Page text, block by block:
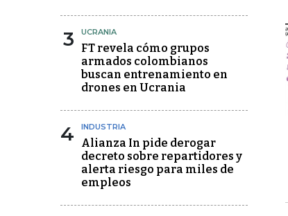
3 UCRANIA
FT revela cómo grupos
armados colombianos
buscan entrenamiento en
drones en Ucrania
4 INDUSTRIA
Alianza In pide derogar
decreto sobre repartidores y
alerta riesgo para miles de
empleos